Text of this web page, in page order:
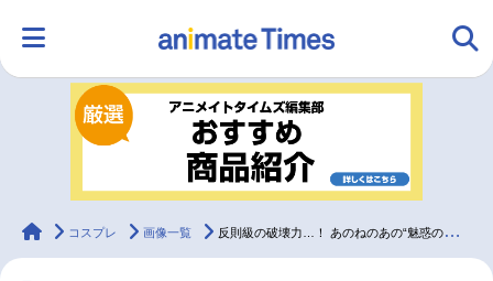
ランキング アニメ
ラジオ みんなの声
animateTimes
コスプレ 画像一覧 反則級の破壊力…！ あのねのあの“魅惑の谷間＆あざとポーズ”にドキッ｜『NTE』美人コスプレイヤー特集